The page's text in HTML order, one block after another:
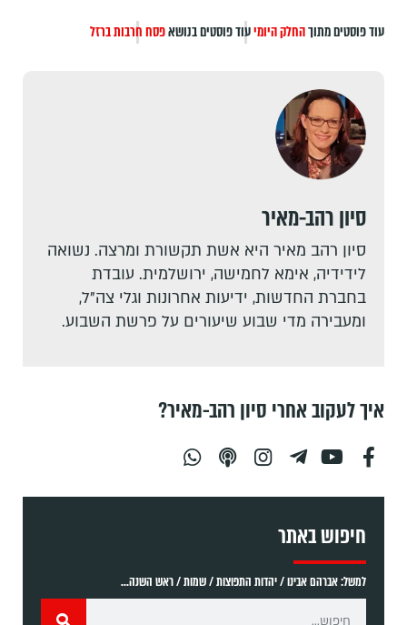
עוד פוסטים מתוךהחלק היומיעוד פוסטים בנושאפסחחרבות ברזל
סיון רהב-מאיר
סיון רהב מאיר היא אשת תקשורת ומרצה. נשואה
לידידיה, אימא לחמישה, ירושלמית. עובדת
בחברת החדשות, ידיעות אחרונות וגלי צה"ל,
ומעבירה מדי שבוע שיעורים על פרשת השבוע.
איך לעקוב אחרי סיון רהב-מאיר?
חיפוש באתר
למשל: אברהם אבינו / יהדות התפוצות / שמות / ראש השנה...